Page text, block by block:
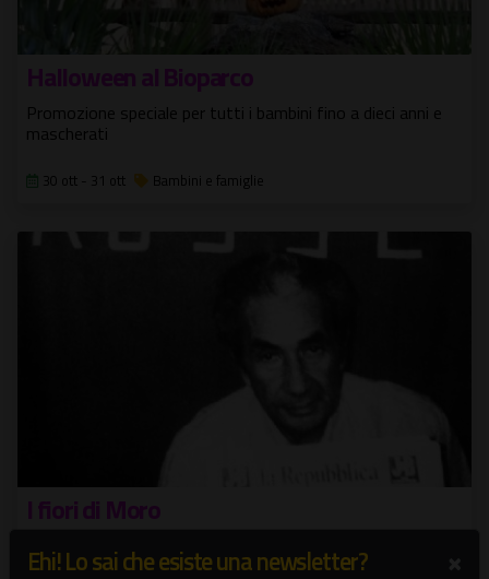
Halloween al Bioparco
Promozione speciale per tutti i bambini fino a dieci anni e
mascherati
30 ott - 31 ott Bambini e famiglie
I fiori di Moro
Ehi! Lo sai che esiste una newsletter?